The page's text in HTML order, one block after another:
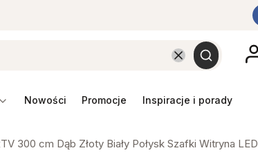
Wyczyść
Szukaj
promocje inspiracje i porady
300 cm Dąb Złoty Biały Połysk Szafki Witryna LED